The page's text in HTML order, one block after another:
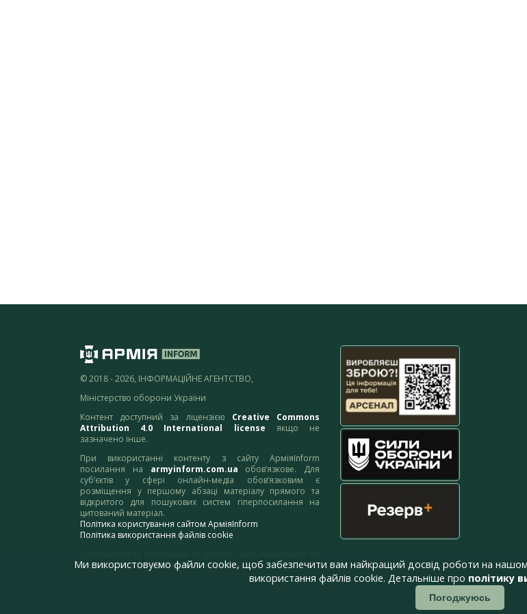
© 2018 - 2026, ІНФОРМАЦІЙНЕ АГЕНТСТВО,
Міністерство оборони України
Контент доступний за ліцензією Creative Commons
Attribution 4.0 International license якщо не
зазначено інше.
При використанні контенту з сайту АрміяInform
посилання на armyinform.com.ua обов’язкове. Для
суб’єктів у сфері онлайн-медіа обов’язковим є
розміщення у першому абзаці матеріалу прямого та
відкритого для пошукових систем гіперпосилання на
цитований матеріал.
Політика користування сайтом АрміяInform
Політика використання файлів cookie
адресу:webmaster@armyinform.com.ua
Ми використовуємо файли cookie, щоб забезпечити вам найкращий досвід роботи на
використання файлів cookie. Детальніше про політику
Погоджуюсь